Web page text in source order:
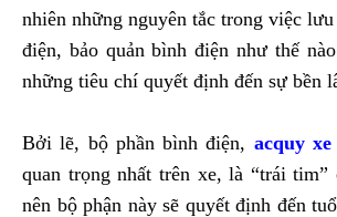
nhiên những nguyên tắc trong việc lưu
điện, bảo quản bình điện như thế
những tiêu chí quyết định đến sự bền
Bởi lẽ, bộ phần bình điện, acquy
quan trọng nhất trên xe, là “trái tim”
nên bộ phận này sẽ quyết định đến